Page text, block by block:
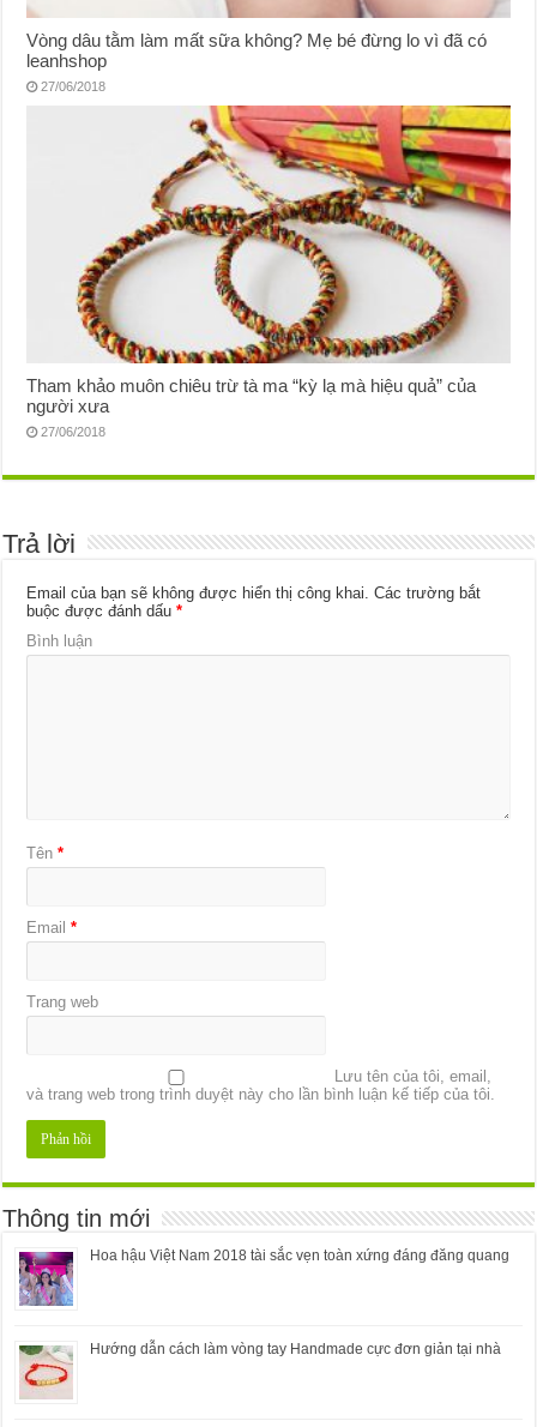
Vòng dâu tằm làm mất sữa không? Mẹ bé đừng lo vì đã có
leanhshop
27/06/2018
Tham khảo muôn chiêu trừ tà ma “kỳ lạ mà hiệu quả” của
người xưa
27/06/2018
Trả lời
Email của bạn sẽ không được hiển thị công khai. Các trường bắt
buộc được đánh dấu*
Bình luận
Tên*
Email*
Trang web
Lưu tên của tôi, email,
và trang web trong trình duyệt này cho lần bình luận kế tiếp của tôi.
Thông tin mới
Hoa hậu Việt Nam 2018 tài sắc vẹn toàn xứng đáng đăng quang
Hướng dẫn cách làm vòng tay Handmade cực đơn giản tại nhà